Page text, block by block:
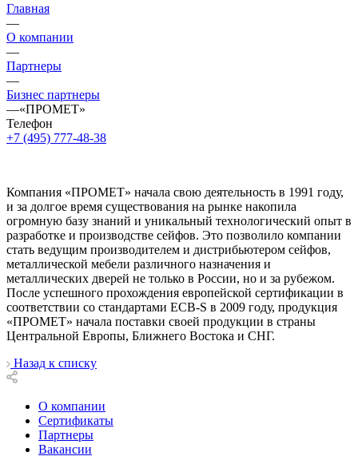
Главная
—
О компании
—
Партнеры
—
Бизнес партнеры
—«ПРОМЕТ»
Телефон
+7 (495) 777-48-38
Компания «ПРОМЕТ» начала свою деятельность в 1991 году,
и за долгое время существования на рынке накопила
огромную базу знаний и уникальный технологический опыт в
разработке и производстве сейфов. Это позволило компании
стать ведущим производителем и дистрибьютером сейфов,
металлической мебели различного назначения и
металлических дверей не только в России, но и за рубежом.
После успешного прохождения европейской сертификации в
соответствии со стандартами ECB-S в 2009 году, продукция
«ПРОМЕТ» начала поставки своей продукции в страны
Центральной Европы, Ближнего Востока и СНГ.
Назад к списку
О компании
Сертификаты
Партнеры
Вакансии